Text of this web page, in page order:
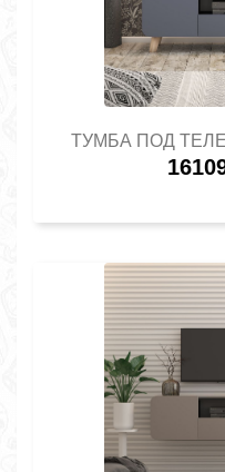
ТУМБА ПОД